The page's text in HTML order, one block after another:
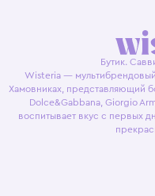
Бутик.
Wisteria —
Хамовниках, представляющий
Dolce&Gabbana, Giorgio
воспитывает вкус с первых